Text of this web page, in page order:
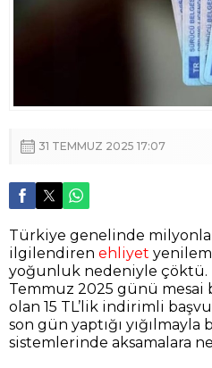
31 TEMMUZ 2025 17:07
Türkiye genelinde
ilgilendiren ehliyet
yoğunluk nedeniyle çöktü.
Temmuz 2025 günü
olan 15 TL’lik indirimli
son gün yaptığı
sistemlerinde aksamalara